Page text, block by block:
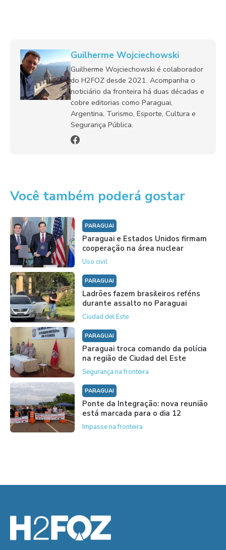
Guilherme Wojciechowski
Guilherme Wojciechowski é colaborador
do H2FOZ desde 2021. Acompanha o
noticiário da fronteira há duas décadas e
cobre editorias como Paraguai,
Argentina, Turismo, Esporte, Cultura e
Segurança Pública.
Você também poderá gostar
PARAGUAI
Paraguai e Estados Unidos firmam
cooperação na área nuclear
Uso civil
PARAGUAI
Ladrões fazem brasileiros reféns
durante assalto no Paraguai
Ciudad del Este
PARAGUAI
Paraguai troca comando da polícia
na região de Ciudad del Este
Segurança na fronteira
PARAGUAI
Ponte da Integração: nova reunião
está marcada para o dia 12
Impasse na fronteira